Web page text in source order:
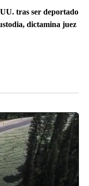
tras ser deportado
dictamina juez